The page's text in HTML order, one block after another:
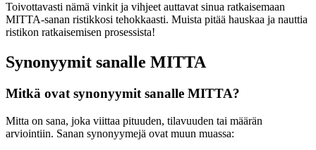
Toivottavasti nämä vinkit ja vihjeet auttavat sinua ratkaisemaan
MITTA-sanan ristikkosi tehokkaasti. Muista pitää hauskaa ja nauttia
ristikon ratkaisemisen prosessista!
Synonyymit sanalle MITTA
Mitkä ovat synonyymit sanalle MITTA?
Mitta on sana, joka viittaa pituuden, tilavuuden tai määrän
arviointiin. Sanan synonyymejä ovat muun muassa: